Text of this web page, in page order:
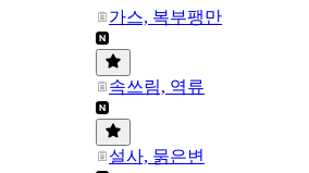
가스, 복부팽만
속쓰림, 역류
설사, 묽은변